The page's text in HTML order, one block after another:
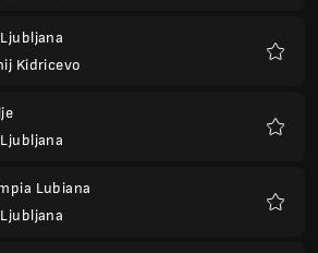
Kidricevo
Lubiana